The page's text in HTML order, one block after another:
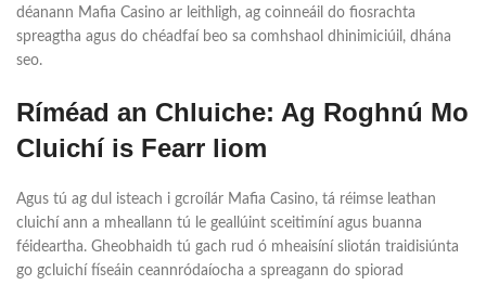
déanann Mafia Casino ar leithligh, ag coinneáil do fiosrachta
spreagtha agus do chéadfaí beo sa comhshaol dhinimiciúil, dhána
seo.
Ríméad an Chluiche: Ag Roghnú Mo
Cluichí is Fearr liom
Agus tú ag dul isteach i gcroílár Mafia Casino, tá réimse leathan
cluichí ann a mheallann tú le geallúint sceitimíní agus buanna
féideartha. Gheobhaidh tú gach rud ó mheaisíní sliotán traidisiúnta
go gcluichí físeáin ceannródaíocha a spreagann do spiorad